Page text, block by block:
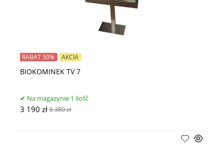
BIOKOMINEK TV 7
RABAT 50% AKCIA
Na magazynie 1 ilošč
3 190 zł 6 380 zł